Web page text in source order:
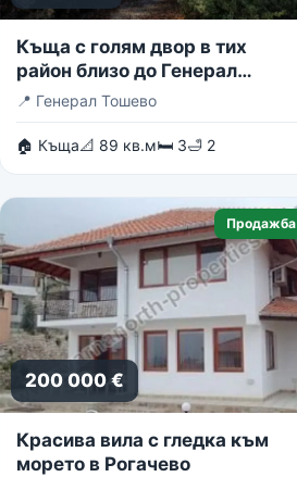
Къща с голям двор в тих
район близо до Генерал
Тошево
📍 Генерал Тошево
🏠 Къща📐 89 кв.м🛏 3🛁 2
Продажба
200 000 €
Красива вила с гледка към
морето в Рогачево